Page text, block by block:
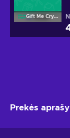
Gift Me Crypto
Prekės